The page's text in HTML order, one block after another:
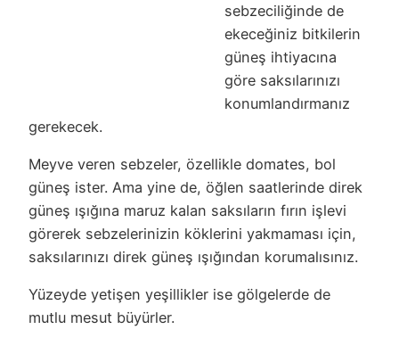
sebzeciliğinde de
ekeceğiniz bitkilerin
güneş ihtiyacına
göre saksılarınızı
konumlandırmanız
gerekecek.
Meyve veren sebzeler, özellikle domates, bol
güneş ister. Ama yine de, öğlen saatlerinde direk
güneş ışığına maruz kalan saksıların fırın işlevi
görerek sebzelerinizin köklerini yakmaması için,
saksılarınızı direk güneş ışığından korumalısınız.
Yüzeyde yetişen yeşillikler ise gölgelerde de
mutlu mesut büyürler.